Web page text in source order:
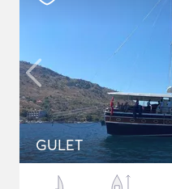
GULET